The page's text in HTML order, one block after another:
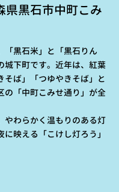
県黒石市中町こみ
「黒石米」と「黒石りん
城下町です。近年は、紅葉
ば」「つゆやきそば」と
の「中町こみせ通り」が全
やわらかく温もりのある灯
映える「こけし灯ろう」